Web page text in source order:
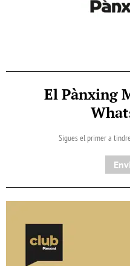
El Pànxing
Sigues el primer a